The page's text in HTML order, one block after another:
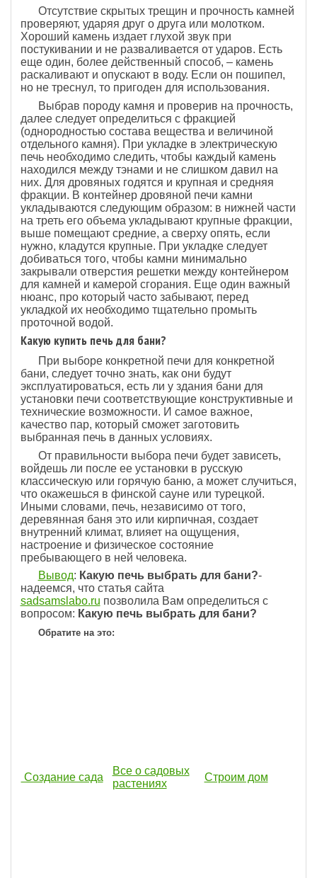
Отсутствие скрытых трещин и прочность камней
проверяют, ударяя друг о друга или молотком.
Хороший камень издает глухой звук при
постукивании и не разваливается от ударов. Есть
еще один, более действенный способ, – камень
раскаливают и опускают в воду. Если он пошипел,
но не треснул, то пригоден для использования.
Выбрав породу камня и проверив на прочность,
далее следует определиться с фракцией
(однородностью состава вещества и величиной
отдельного камня). При укладке в электрическую
печь необходимо следить, чтобы каждый камень
находился между тэнами и не слишком давил на
них. Для дровяных годятся и крупная и средняя
фракции. В контейнер дровяной печи камни
укладываются следующим образом: в нижней части
на треть его объема укладывают крупные фракции,
выше помещают средние, а сверху опять, если
нужно, кладутся крупные. При укладке следует
добиваться того, чтобы камни минимально
закрывали отверстия решетки между контейнером
для камней и камерой сгорания. Еще один важный
нюанс, про который часто забывают, перед
укладкой их необходимо тщательно промыть
проточной водой.
Какую купить печь для бани?
При выборе конкретной печи для конкретной
бани, следует точно знать, как они будут
эксплуатироваться, есть ли у здания бани для
установки печи соответствующие конструктивные и
технические возможности. И самое важное,
качество пар, который сможет заготовить
выбранная печь в данных условиях.
От правильности выбора печи будет зависеть,
войдешь ли после ее установки в русскую
классическую или горячую баню, а может случиться,
что окажешься в финской сауне или турецкой.
Иными словами, печь, независимо от того,
деревянная баня это или кирпичная, создает
внутренний климат, влияет на ощущения,
настроение и физическое состояние
пребывающего в ней человека.
Вывод: Какую печь выбрать для бани?-
надеемся, что статья сайта
sadsamslabo.ru позволила Вам определиться с
вопросом: Какую печь выбрать для бани?
Обратите на это:
Создание сада
Все о садовых
растениях
Строим дом